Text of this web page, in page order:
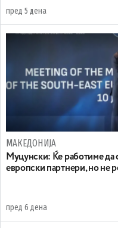
пред 5 дена
МАКЕДОНИЈА
Муцунски: Ќе работиме да
европски партнери, но не
пред 6 дена